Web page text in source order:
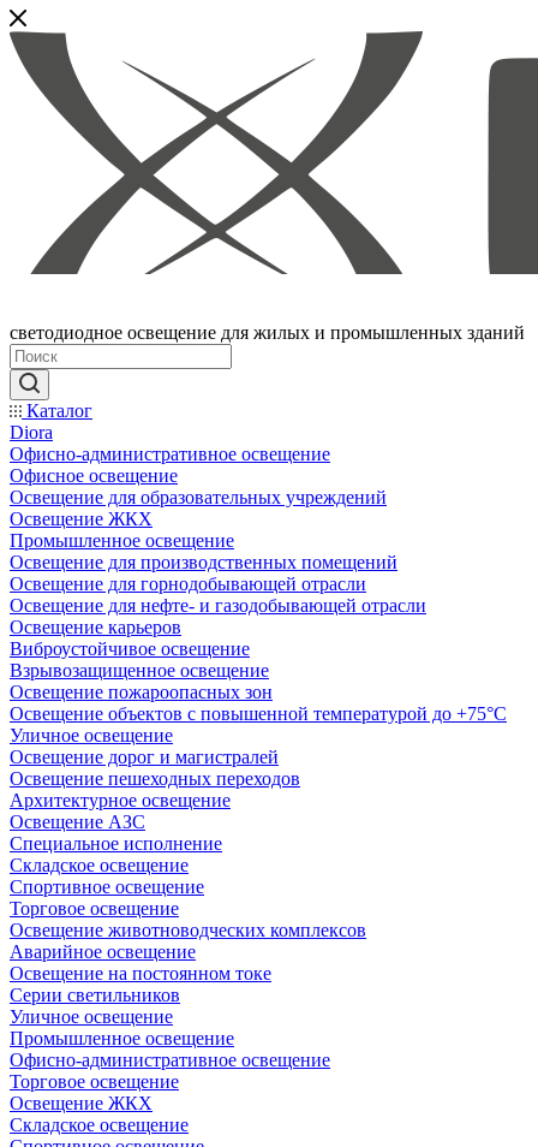
светодиодное освещение для жилых и промышленных зданий
Каталог
Diora
Офисно-административное освещение
Офисное освещение
Освещение для образовательных учреждений
Освещение ЖКХ
Промышленное освещение
Освещение для производственных помещений
Освещение для горнодобывающей отрасли
Освещение для нефте- и газодобывающей отрасли
Освещение карьеров
Виброустойчивое освещение
Взрывозащищенное освещение
Освещение пожароопасных зон
Освещение объектов с повышенной температурой до +75°C
Уличное освещение
Освещение дорог и магистралей
Освещение пешеходных переходов
Архитектурное освещение
Освещение АЗС
Специальное исполнение
Складское освещение
Спортивное освещение
Торговое освещение
Освещение животноводческих комплексов
Аварийное освещение
Освещение на постоянном токе
Серии светильников
Уличное освещение
Промышленное освещение
Офисно-административное освещение
Торговое освещение
Освещение ЖКХ
Складское освещение